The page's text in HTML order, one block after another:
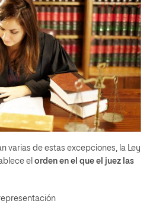
varias de estas excepciones, la Ley
el orden en el que el juez las